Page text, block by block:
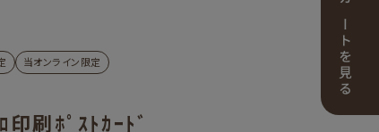
当オンライン限定
刷ﾎﾟｽﾄｶｰﾄﾞ
カートを見る